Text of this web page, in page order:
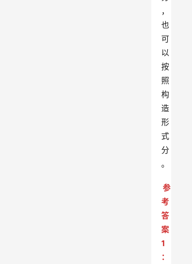
，
也
可
以
按
照
构
造
形
式
分
。
参
考
答
案
1
：